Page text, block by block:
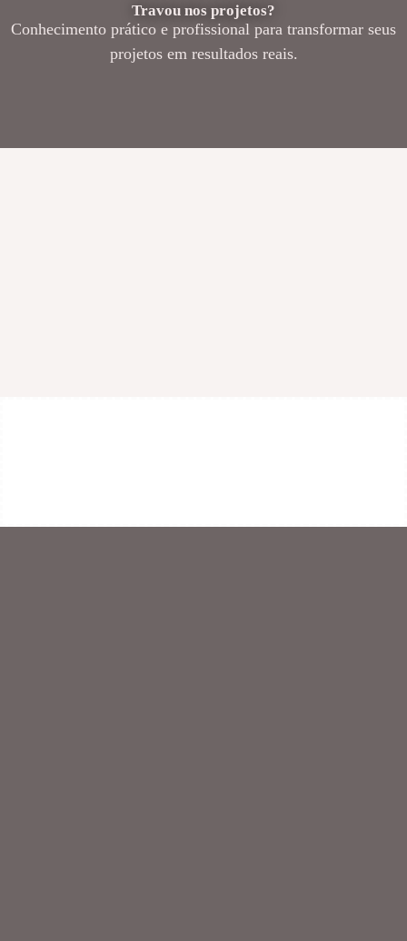
Travou nos projetos?
Conhecimento prático e profissional para transformar seus
projetos em resultados reais.